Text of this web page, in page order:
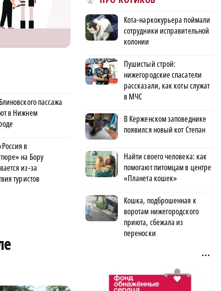
пассажа
в Нижнем
в
на Бору
из-за
туристов
Кота-наркокурьера поймали
сотрудники исправительной
колонии
Пушистый строй:
нижегородские спасатели
рассказали, как коты служат
в МЧС
В Керженском заповеднике
появился новый кот Степан
Найти своего человека: как
помогают питомцам в центре
«Планета кошек»
Кошка, подброшенная к
воротам нижегородского
приюта, сбежала из
переноски